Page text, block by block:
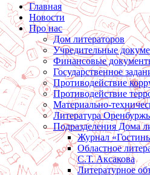
Главная
Новости
Про нас
Дом литераторов
Учредительные
Финансовые
Государственное
Противодействие
Противодействие
Материально-
Литература
Подразделения Дома
Журнал
Областное
С.Т. Аксакова
Литературное